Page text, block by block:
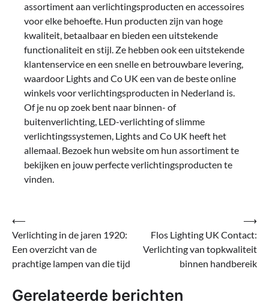
assortiment aan verlichtingsproducten en accessoires
voor elke behoefte. Hun producten zijn van hoge
kwaliteit, betaalbaar en bieden een uitstekende
functionaliteit en stijl. Ze hebben ook een uitstekende
klantenservice en een snelle en betrouwbare levering,
waardoor Lights and Co UK een van de beste online
winkels voor verlichtingsproducten in Nederland is.
Of je nu op zoek bent naar binnen- of
buitenverlichting, LED-verlichting of slimme
verlichtingssystemen, Lights and Co UK heeft het
allemaal. Bezoek hun website om hun assortiment te
bekijken en jouw perfecte verlichtingsproducten te
vinden.
Bericht
navigatie
⟵
Verlichting in de jaren 1920:
Een overzicht van de
prachtige lampen van die tijd
Flos Lighting UK Contact:
Verlichting van topkwaliteit
binnen handbereik
⟶
Gerelateerde berichten